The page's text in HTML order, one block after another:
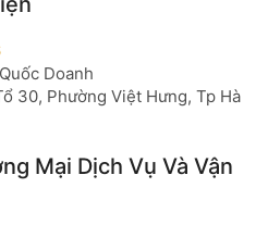
Doanh
30, Phường Việt Hưng, Tp Hà
Mại Dịch Vụ Và Vận